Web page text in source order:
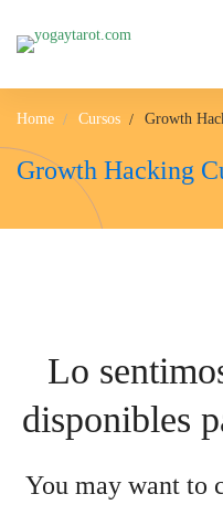
Home Cursos Growth
Growth Hacking
Lo
disponibles
You may want to